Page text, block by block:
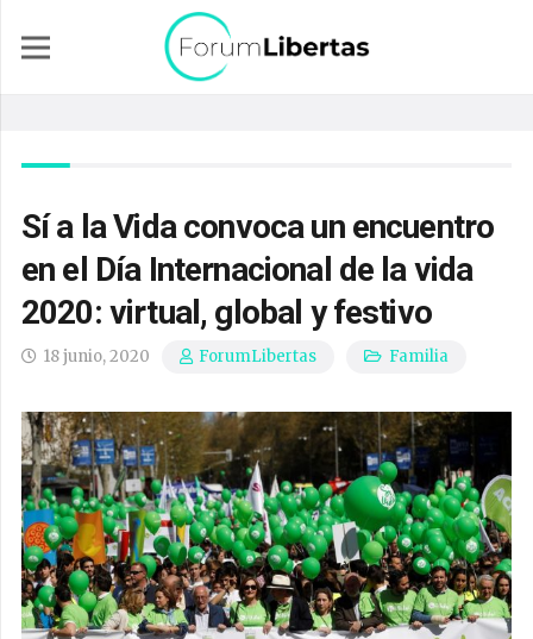
Sí a la Vida convoca un encuentro
en el Día Internacional de la vida
2020: virtual, global y festivo
18 junio, 2020 ForumLibertas Familia